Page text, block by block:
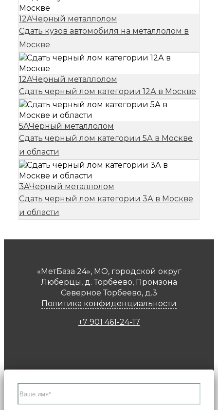
12AЧерный металлолом
Сдать кузов автомобиля на металлолом в
Москве
12AЧерный металлолом
Сдать черный лом категории 12А в Москве
5AЧерный металлолом
Сдать черный лом категории 5А в Москве
и области
3AЧерный металлолом
Сдать черный лом категории 3А в Москве
и области
«МетБаза 24», МО, городской округ
Люберцы, д. Торбеево, Промзона
Северное Торбеево, д.3
Политика конфиденциальности
+7 901 461-24-17